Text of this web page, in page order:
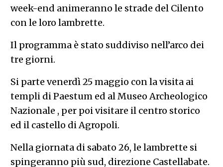
week-end animeranno le strade del Cilento
con le loro lambrette.
Il programma è stato suddiviso nell’arco dei
tre giorni.
Si parte venerdì 25 maggio con la visita ai
templi di Paestum ed al Museo Archeologico
Nazionale , per poi visitare il centro storico
ed il castello di Agropoli.
Nella giornata di sabato 26, le lambrette si
spingeranno più sud, direzione Castellabate.